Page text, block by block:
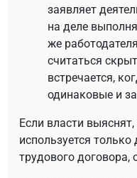
заявляет
на деле
же
считаться
встречается,
одинаковые и
Если власти
используется
трудового договора,